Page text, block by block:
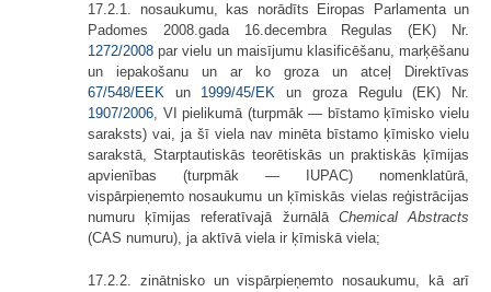
17.2.1. nosaukumu, kas norādīts Eiropas Parlamenta un
Padomes 2008.gada 16.decembra Regulas (EK) Nr.
1272/2008 par vielu un maisījumu klasificēšanu, marķēšanu
un iepakošanu un ar ko groza un atceļ Direktīvas
67/548/EEK un 1999/45/EK un groza Regulu (EK) Nr.
1907/2006, VI pielikumā (turpmāk — bīstamo ķīmisko vielu
saraksts) vai, ja šī viela nav minēta bīstamo ķīmisko vielu
sarakstā, Starptautiskās teorētiskās un praktiskās ķīmijas
apvienības (turpmāk — IUPAC) nomenklatūrā,
vispārpieņemto nosaukumu un ķīmiskās vielas reģistrācijas
numuru ķīmijas referatīvajā žurnālā Chemical Abstracts
(CAS numuru), ja aktīvā viela ir ķīmiskā viela;
17.2.2. zinātnisko un vispārpieņemto nosaukumu, kā arī